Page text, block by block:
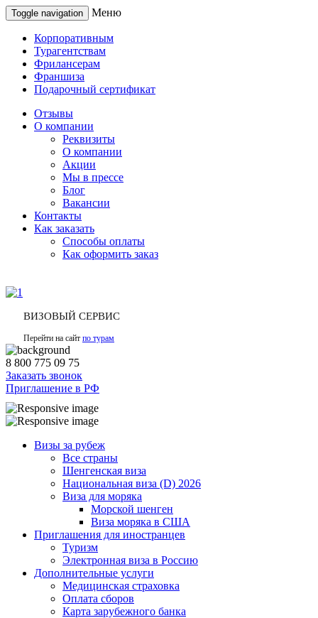
Toggle navigation Меню
Корпоративным
Турагентствам
Фрилансерам
Франшиза
Подарочный сертификат
Отзывы
О компании
Реквизиты
О компании
Акции
Мы в прессе
Блог
Вакансии
Контакты
Как заказать
Способы оплаты
Как оформить заказ
ВИЗОВЫЙ СЕРВИС
Перейти на сайт по турам
8 800 775 09 75
Заказать звонок
Приглашение в РФ
Визы за рубеж
Все страны
Шенгенская виза
Национальная виза (D) 2026
Виза для моряка
Морской шенген
Виза моряка в США
Приглашения для иностранцев
Туризм
Электронная виза в Россию
Дополнительные услуги
Медицинская страховка
Оплата сборов
Карта зарубежного банка